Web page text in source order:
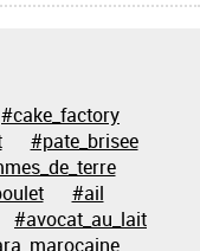
#cake_factory
#pate_brisee
#ail
#avocat_au_lait